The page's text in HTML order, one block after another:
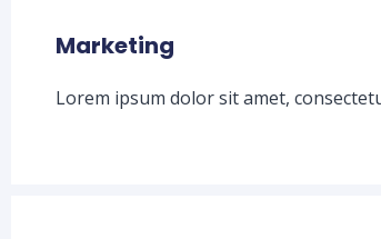
Marketing
Lorem ipsum dolor sit amet,